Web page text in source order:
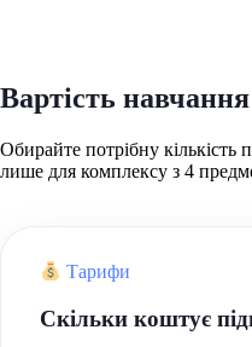
Вартість навчання
Обирайте потрібну кількість
лише для комплексу з 4
Тарифи
Скільки коштує